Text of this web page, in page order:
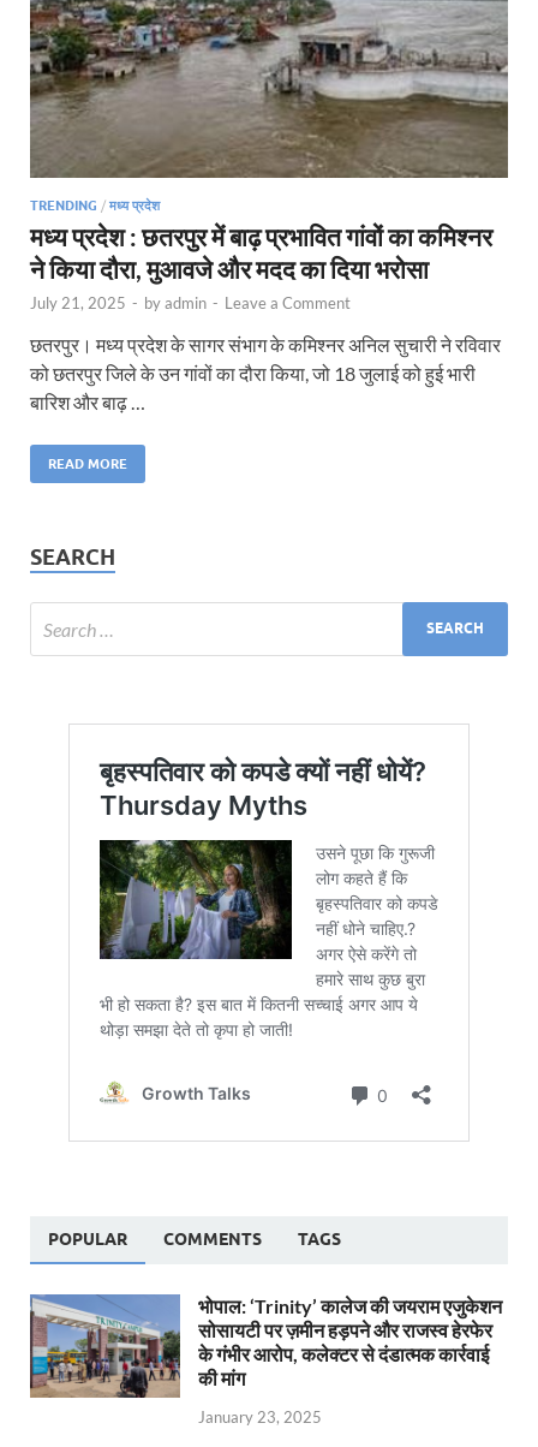
TRENDING / मध्य प्रदेश
मध्य प्रदेश : छतरपुर में बाढ़ प्रभावित गांवों का कमिश्नर
ने किया दौरा, मुआवजे और मदद का दिया भरोसा
July 21, 2025 - byadmin - Leave a Comment
छतरपुर। मध्य प्रदेश के सागर संभाग के कमिश्नर अनिल सुचारी ने रविवार
को छतरपुर जिले के उन गांवों का दौरा किया, जो 18 जुलाई को हुई भारी
बारिश और बाढ़ …
READ MORE
SEARCH
POPULAR COMMENTS TAGS
भोपाल: ‘Trinity’ कालेज की जयराम एजुकेशन
सोसायटी पर ज़मीन हड़पने और राजस्व हेरफेर
के गंभीर आरोप, कलेक्टर से दंडात्मक कार्रवाई
की मांग
January 23, 2025